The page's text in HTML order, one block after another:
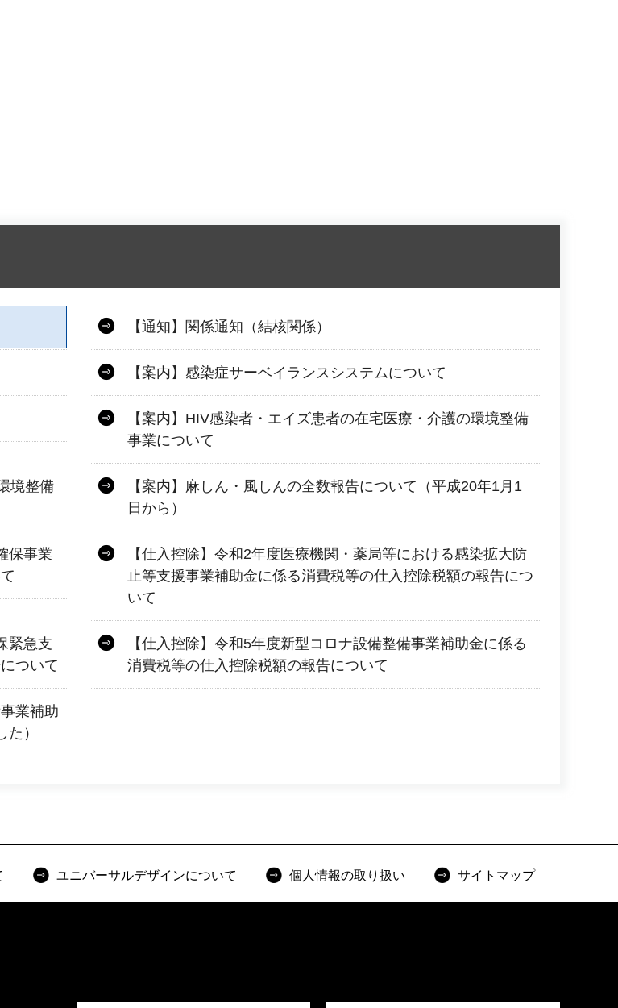
【通知】関係通知（結核関係）
【案内】感染症サーベイランスシステムについて
【案内】HIV感染者・エイズ患者の在宅医療・介護の環境整備
事業について
境整備
【案内】麻しん・風しんの全数報告について（平成20年1月1
日から）
保事業
【仕入控除】令和2年度医療機関・薬局等における感染拡大防
止等支援事業補助金に係る消費税等の仕入控除税額の報告につ
いて
緊急支
ついて
【仕入控除】令和5年度新型コロナ設備整備事業補助金に係る
消費税等の仕入控除税額の報告について
業補助
）
ユニバーサルデザインについて 個人情報の取り扱い サイトマップ